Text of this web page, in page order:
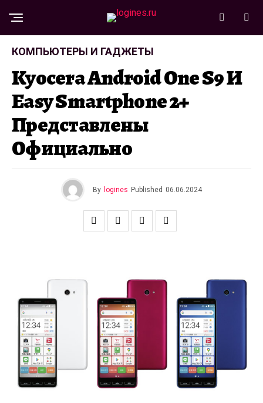
КОМПЬЮТЕРЫ И ГАДЖЕТЫ
Kyocera Android One S9 И
Easy Smartphone 2+
Представлены
Официально
By logines Published 06.06.2024